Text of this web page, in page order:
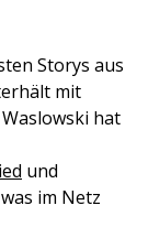
Storys aus
mit
hat
und
im Netz